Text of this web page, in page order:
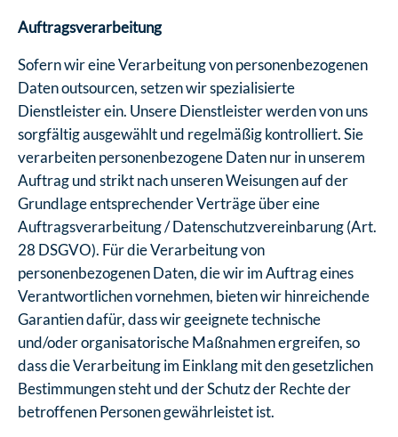
Auftragsverarbeitung
Sofern wir eine Verarbeitung von personenbezogenen
Daten outsourcen, setzen wir spezialisierte
Dienstleister ein. Unsere Dienstleister werden von uns
sorgfältig ausgewählt und regelmäßig kontrolliert. Sie
verarbeiten personenbezogene Daten nur in unserem
Auftrag und strikt nach unseren Weisungen auf der
Grundlage entsprechender Verträge über eine
Auftragsverarbeitung / Datenschutzvereinbarung (Art.
28 DSGVO). Für die Verarbeitung von
personenbezogenen Daten, die wir im Auftrag eines
Verantwortlichen vornehmen, bieten wir hinreichende
Garantien dafür, dass wir geeignete technische
und/oder organisatorische Maßnahmen ergreifen, so
dass die Verarbeitung im Einklang mit den gesetzlichen
Bestimmungen steht und der Schutz der Rechte der
betroffenen Personen gewährleistet ist.